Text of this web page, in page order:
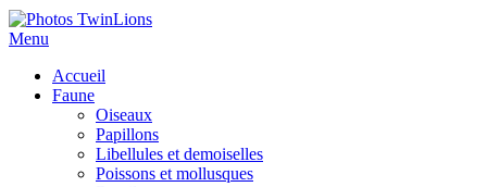
Menu
Accueil
Faune
Oiseaux
Papillons
Libellules et demoiselles
Poissons et mollusques